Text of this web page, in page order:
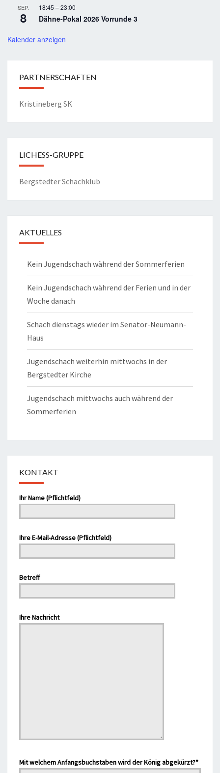
SEP.
8
18:45 –23:00
Dähne-Pokal 2026 Vorrunde 3
Kalender anzeigen
PARTNERSCHAFTEN
Kristineberg SK
LICHESS-GRUPPE
Bergstedter Schachklub
AKTUELLES
Kein Jugendschach während der Sommerferien
Kein Jugendschach während der Ferien und in der
Woche danach
Schach dienstags wieder im Senator-Neumann-
Haus
Jugendschach weiterhin mittwochs in der
Bergstedter Kirche
Jugendschach mittwochs auch während der
Sommerferien
KONTAKT
Bitte lasse dieses Feld leer.
Ihr Name (Pflichtfeld)
Ihre E-Mail-Adresse (Pflichtfeld)
Bitte lasse dieses Feld leer.
Betreff
Bitte lasse dieses Feld leer.
Ihre Nachricht
Mit welchem Anfangsbuchstaben wird der König abgekürzt?*